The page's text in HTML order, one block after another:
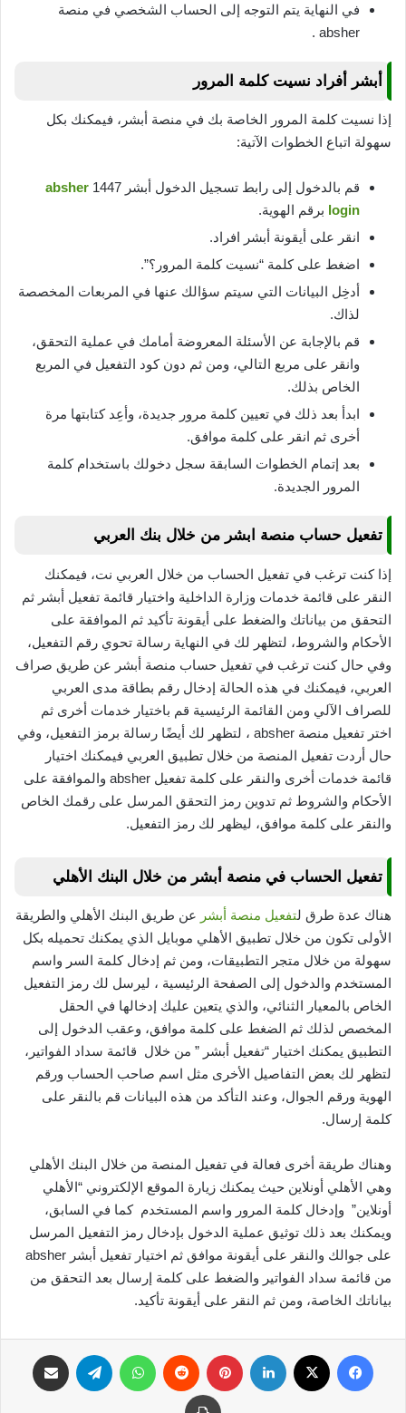
في النهاية يتم التوجه إلى الحساب الشخصي في منصة
absher .
أبشر أفراد نسيت كلمة المرور
إذا نسيت كلمة المرور الخاصة بك في منصة أبشر، فيمكنك بكل
سهولة اتباع الخطوات الآتية:
قم بالدخول إلى رابط تسجيل الدخول أبشر 1447
absher
login برقم الهوية.
انقر على أيقونة أبشر افراد.
اضغط على كلمة “نسيت كلمة المرور؟”.
أدخِل البيانات التي سيتم سؤالك عنها في المربعات المخصصة
لذاك.
قم بالإجابة عن الأسئلة المعروضة أمامك في عملية التحقق،
وانقر على مربع التالي، ومن ثم دون كود التفعيل في المربع
الخاص بذلك.
ابدأ بعد ذلك في تعيين كلمة مرور جديدة، وأعِد كتابتها مرة
أخرى ثم انقر على كلمة موافق.
بعد إتمام الخطوات السابقة سجل دخولك باستخدام كلمة
المرور الجديدة.
تفعيل حساب منصة ابشر من خلال بنك العربي
إذا كنت ترغب في تفعيل الحساب من خلال العربي نت، فيمكنك
النقر على قائمة خدمات وزارة الداخلية واختيار قائمة تفعيل أبشر ثم
التحقق من بياناتك والضغط على أيقونة تأكيد ثم الموافقة على
الأحكام والشروط، لتظهر لك في النهاية رسالة تحوي رقم التفعيل،
وفي حال كنت ترغب في تفعيل حساب منصة أبشر عن طريق صراف
العربي، فيمكنك في هذه الحالة إدخال رقم بطاقة مدى العربي
للصراف الآلي ومن القائمة الرئيسية قم باختيار خدمات أخرى ثم
اختر تفعيل منصة absher ، لتظهر لك أيضًا رسالة برمز التفعيل، وفي
حال أردت تفعيل المنصة من خلال تطبيق العربي فيمكنك اختيار
قائمة خدمات أخرى والنقر على كلمة تفعيل absher والموافقة على
الأحكام والشروط ثم تدوين رمز التحقق المرسل على رقمك الخاص
والنقر على كلمة موافق، ليظهر لك رمز التفعيل.
تفعيل الحساب في منصة أبشر من خلال البنك الأهلي
هناك عدة طرق لتفعيل منصة أبشر عن طريق البنك الأهلي والطريقة
الأولى تكون من خلال تطبيق الأهلي موبايل الذي يمكنك تحميله بكل
سهولة من خلال متجر التطبيقات، ومن ثم إدخال كلمة السر واسم
المستخدم والدخول إلى الصفحة الرئيسية ، ليرسل لك رمز التفعيل
الخاص بالمعيار الثنائي، والذي يتعين عليك إدخالها في الحقل
المخصص لذلك ثم الضغط على كلمة موافق، وعقب الدخول إلى
التطبيق يمكنك اختيار “تفعيل أبشر ” من خلال قائمة سداد الفواتير،
لتظهر لك بعض التفاصيل الأخرى مثل اسم صاحب الحساب ورقم
الهوية ورقم الجوال، وعند التأكد من هذه البيانات قم بالنقر على
كلمة إرسال.
وهناك طريقة أخرى فعالة في تفعيل المنصة من خلال البنك الأهلي
وهي الأهلي أونلاين حيث يمكنك زيارة الموقع الإلكتروني “الأهلي
أونلاين” وإدخال كلمة المرور واسم المستخدم كما في السابق،
ويمكنك بعد ذلك توثيق عملية الدخول بإدخال رمز التفعيل المرسل
على جوالك والنقر على أيقونة موافق ثم اختيار تفعيل أبشر absher
من قائمة سداد الفواتير والضغط على كلمة إرسال بعد التحقق من
بياناتك الخاصة، ومن ثم النقر على أيقونة تأكيد.
فيسبوك لينكدإن بينتيريست واتساب تيلقرام
طباعة